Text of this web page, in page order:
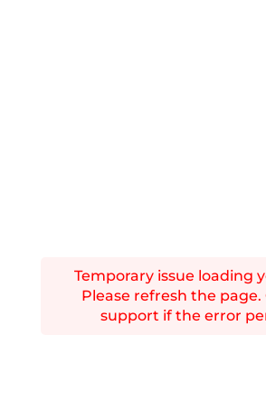
Temporary issue loading
Please refresh the page.
support if the error